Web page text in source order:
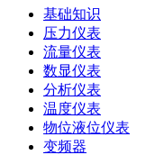
基础知识
压力仪表
流量仪表
数显仪表
分析仪表
温度仪表
物位液位仪表
变频器